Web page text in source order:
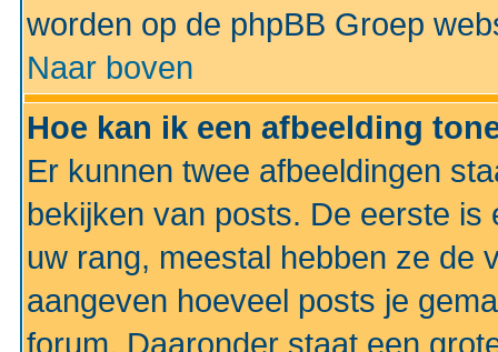
worden op de phpBB Groep
Naar boven
Hoe kan ik een afbeelding
Er kunnen twee afbeeldingen
bekijken van posts. De eerste
uw rang, meestal hebben ze de
aangeven hoeveel posts je
forum. Daaronder staat een